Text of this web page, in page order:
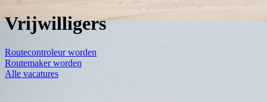
Vrijwilligers
Routecontroleur worden
Routemaker worden
Alle vacatures